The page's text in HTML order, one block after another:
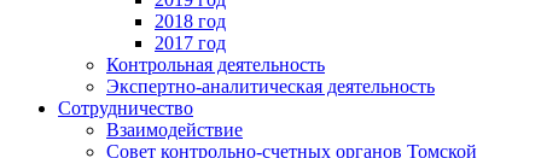
2018 год
2017 год
Контрольная деятельность
Экспертно-аналитическая деятельность
Сотрудничество
Взаимодействие
Совет контрольно-счетных органов Томской